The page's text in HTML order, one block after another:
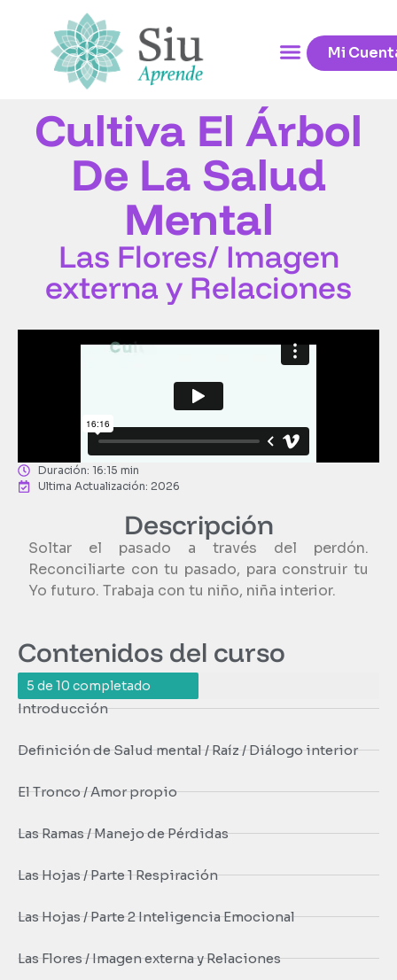
Mi
Cultiva El Árbol
De La Salud
Mental
Las Flores/ Imagen
externa y Relaciones
Duración: 16:15 min
Ultima Actualización: 2026
Descripción​
Soltar el pasado a través del perdón.
Reconciliarte con tu pasado, para construir tu
Yo futuro. Trabaja con tu niño, niña interior.
Contenidos del curso
5 de 10 completado
Introducción
Definición de Salud mental / Raíz / Diálogo interior
El Tronco / Amor propio
Las Ramas / Manejo de Pérdidas
Las Hojas / Parte 1 Respiración
Las Hojas / Parte 2 Inteligencia Emocional
Las Flores / Imagen externa y Relaciones